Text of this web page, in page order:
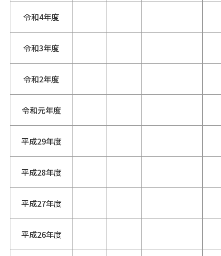
令和4年度
令和3年度
令和2年度
令和元年度
平成29年度
平成28年度
平成27年度
平成26年度